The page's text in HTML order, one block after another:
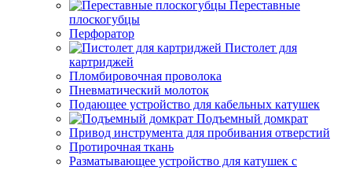
Переставные
плоскогубцы
Перфоратор
Пистолет для
картриджей
Пломбировочная проволока
Пневматический молоток
Подающее устройство для кабельных катушек
Подъемный домкрат
Привод инструмента для пробивания отверстий
Протирочная ткань
Разматывающее устройство для катушек с